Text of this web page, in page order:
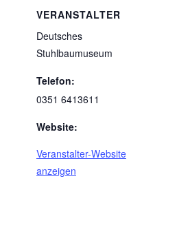
VERANSTALTER
Deutsches
Stuhlbaumuseum
Telefon:
0351 6413611
Website:
Veranstalter-Website
anzeigen